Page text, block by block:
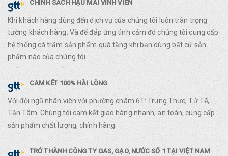
CHÍNH SÁCH HẬU MÃI VĨNH VIỄN
Khi khách hàng dùng đến dịch vụ của chúng tôi luôn trân trọng
tường khách hàng. Và để đáp ứng tình cảm đó chúng tôi cung cấp
hệ thống cà trăm sản phẩm quà tặng khi bạn dùng bất cứ sản
phẩm nào của chúng tôi.
CAM KẾT 100% HÀI LÒNG
Với đội ngũ nhân viên với phường châm 6T: Trung Thực, Tử Tế,
Tận Tâm. Chúng tôi cam kết giao hàng nhanh, an toàn, cung cấp
sản phẩm chất lượng, chính hãng.
TRỞ THÀNH CÔNG TY GAS, GẠO, NƯỚC SỐ 1 TẠI VIỆT NAM